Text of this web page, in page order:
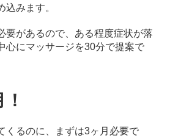
込みます。
要があるので、ある程度症状が落
心にマッサージを30分で提案で
くるのに、まずは3ヶ月必要で